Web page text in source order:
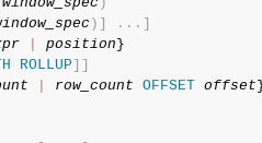
) ] . . . ]
position}
ROLLUP] ]
row_count OFFSET offset